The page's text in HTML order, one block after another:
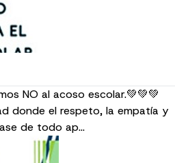
NO al acoso escolar.💚💚💚
donde el respeto, la empatía y
de todo ap…